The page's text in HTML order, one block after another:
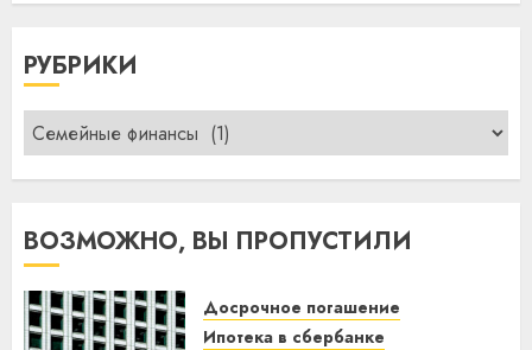
РУБРИКИ
Рубрики
ВОЗМОЖНО, ВЫ ПРОПУСТИЛИ
Досрочное погашение
Ипотека в сбербанке